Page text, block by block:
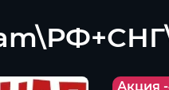
Акция